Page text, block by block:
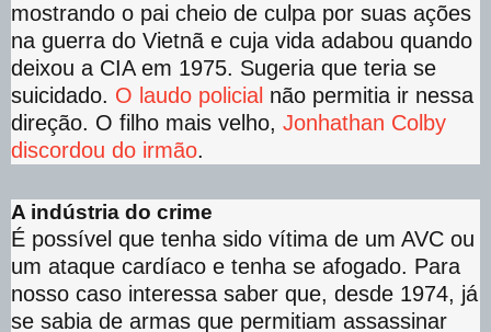
mostrando o pai cheio de culpa por suas ações
na guerra do Vietnã e cuja vida adabou quando
deixou a CIA em 1975. Sugeria que teria se
suicidado. O laudo policial não permitia ir nessa
direção. O filho mais velho, Jonhathan Colby
discordou do irmão.
A indústria do crime
É possível que tenha sido vítima de um AVC ou
um ataque cardíaco e tenha se afogado. Para
nosso caso interessa saber que, desde 1974, já
se sabia de armas que permitiam assassinar